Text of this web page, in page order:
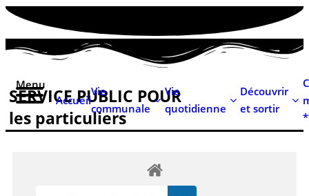
contenu
principal
Menu
Accueil
Vie
communale
Vie
quotidienne
Découvrir
et sortir
SERVICE PUBLIC POUR​
les particuliers